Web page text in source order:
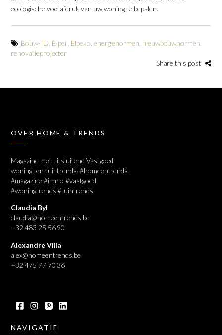
ecologische voetafdruk van uw woning te bepalen.
Bouw-ID E-peil Elbeko ,energienormen nieuwbouwnormen
renovatieprojecten
Share this post
OVER HOME & TRENDS
Magazine met uitsluitend Vastgoed,
woning -en tuintrends. #homeentrends
#magazine #immo #vastgoed
#woningtrends #tuintrends
Claudia Byl
claudia@homeentrends.be
+32 483 25 56 90
Alexandre Villa
alex@homeentrends.be
+32 475 77 70 36
NAVIGATIE